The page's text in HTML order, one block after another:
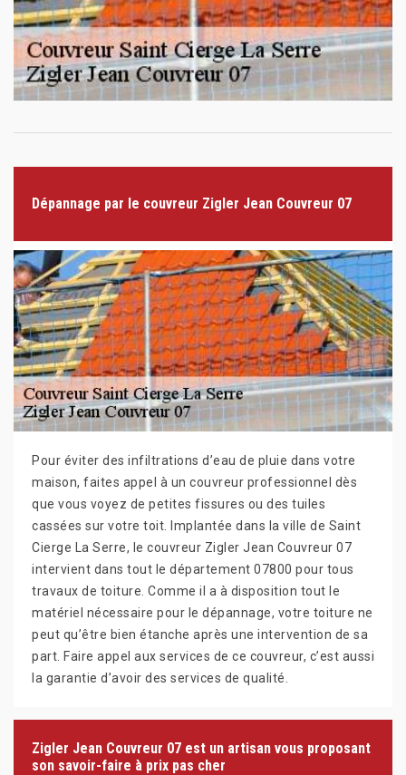
Dépannage par le couvreur Zigler Jean Couvreur 07
Pour éviter des infiltrations d’eau de pluie dans votre
maison, faites appel à un couvreur professionnel dès
que vous voyez de petites fissures ou des tuiles
cassées sur votre toit. Implantée dans la ville de Saint
Cierge La Serre, le couvreur Zigler Jean Couvreur 07
intervient dans tout le département 07800 pour tous
travaux de toiture. Comme il a à disposition tout le
matériel nécessaire pour le dépannage, votre toiture ne
peut qu’être bien étanche après une intervention de sa
part. Faire appel aux services de ce couvreur, c’est aussi
la garantie d’avoir des services de qualité.
Zigler Jean Couvreur 07 est un artisan vous proposant
son savoir-faire à prix pas cher